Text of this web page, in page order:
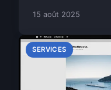
15 août 2025
SERVICES